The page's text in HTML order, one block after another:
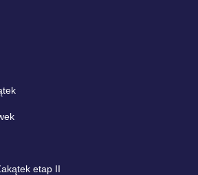
etap II